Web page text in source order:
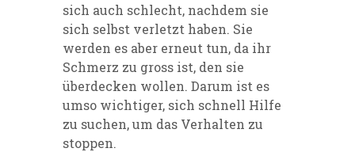
sich auch schlecht, nachdem sie
sich selbst verletzt haben. Sie
werden es aber erneut tun, da ihr
Schmerz zu gross ist, den sie
überdecken wollen. Darum ist es
umso wichtiger, sich schnell Hilfe
zu suchen, um das Verhalten zu
stoppen.